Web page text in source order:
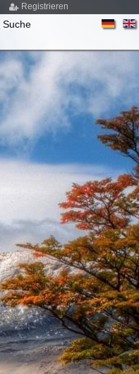
Registrieren
Suche